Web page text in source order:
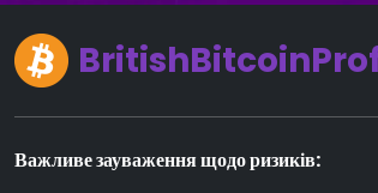
Важливе зауваження щодо ризиків: